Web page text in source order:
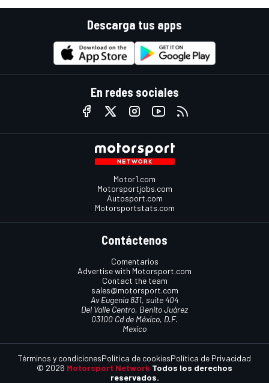
Descarga tus apps
En redes sociales
Motor1.com
Motorsportjobs.com
Autosport.com
Motorsportstats.com
Contáctenos
Comentarios
Advertise with Motorsport.com
Contact the team
sales@motorsport.com
Av Eugenia 831, suite 404
Del Valle Centro, Benito Juárez
03100 Cd de México, D.F.
Mexico
© 2026 Motorsport Network Todos los derechos
reservados.
Términos y condicionesPolítica de cookiesPolítica de Privacidad